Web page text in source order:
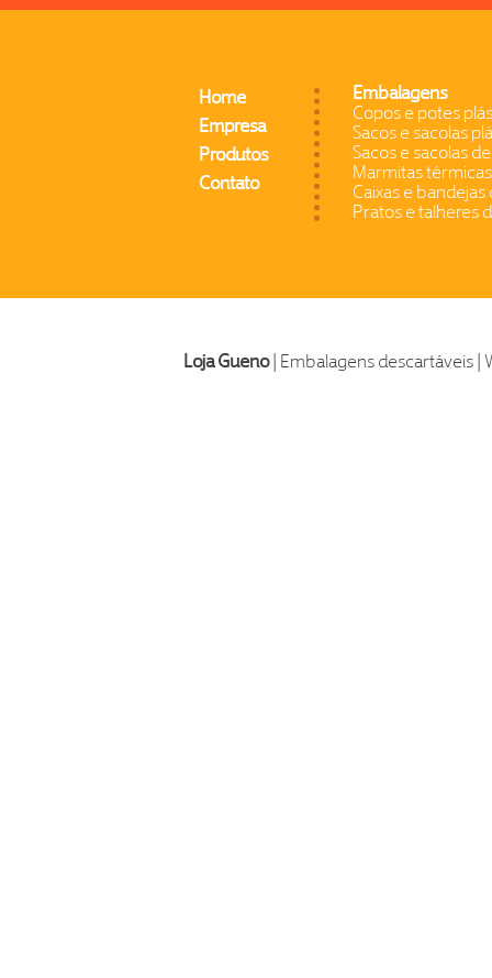
Home
Empresa
Produtos
Contato
Embalagens
Copos e potes
Sacos e sacolas
Sacos e sacolas
Marmitas térmicas
Caixas e
Pratos e talheres
Loja Gueno| Embalagens descartáveis |